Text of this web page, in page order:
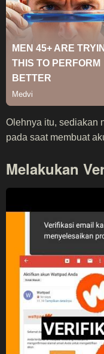
Olehnya itu, sediakan
pada saat membuat
Melakukan